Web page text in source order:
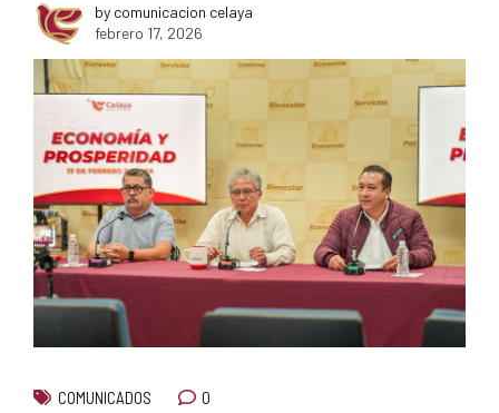
by comunicacion celaya
febrero 17, 2026
COMUNICADOS 0